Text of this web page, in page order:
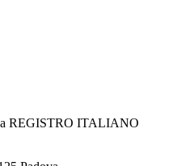
REGISTRO ITALIANO